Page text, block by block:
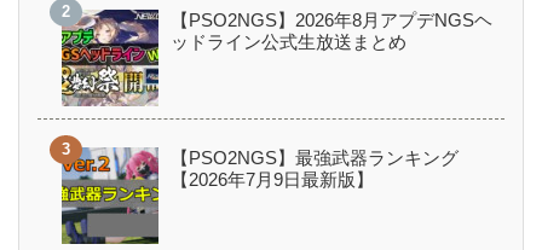
【PSO2NGS】2026年8月アプデNGSヘ
ッドライン公式生放送まとめ
【PSO2NGS】最強武器ランキング
【2026年7月9日最新版】